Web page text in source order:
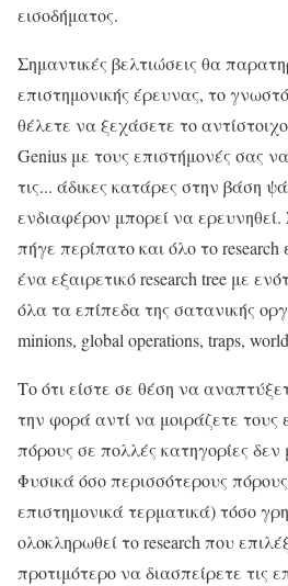
εισοδήματος.
Σημαντικές βελτιώσεις θα
επιστημονικής έρευνας, το
θέλετε να ξεχάσετε το
Genius με τους επιστήμονές σας
τις... άδικες κατάρες στην βάση
ενδιαφέρον μπορεί να ερευνηθεί.
πήγε περίπατο και όλο το
ένα εξαιρετικό research tree με
όλα τα επίπεδα της σατανικής
minions, global operations, traps,
Το ότι είστε σε θέση να
την φορά αντί να μοιράζετε τους
πόρους σε πολλές κατηγορίες
Φυσικά όσο περισσότερους
επιστημονικά τερματικά) τόσο
ολοκληρωθεί το research που
προτιμότερο να διασπείρετε τις